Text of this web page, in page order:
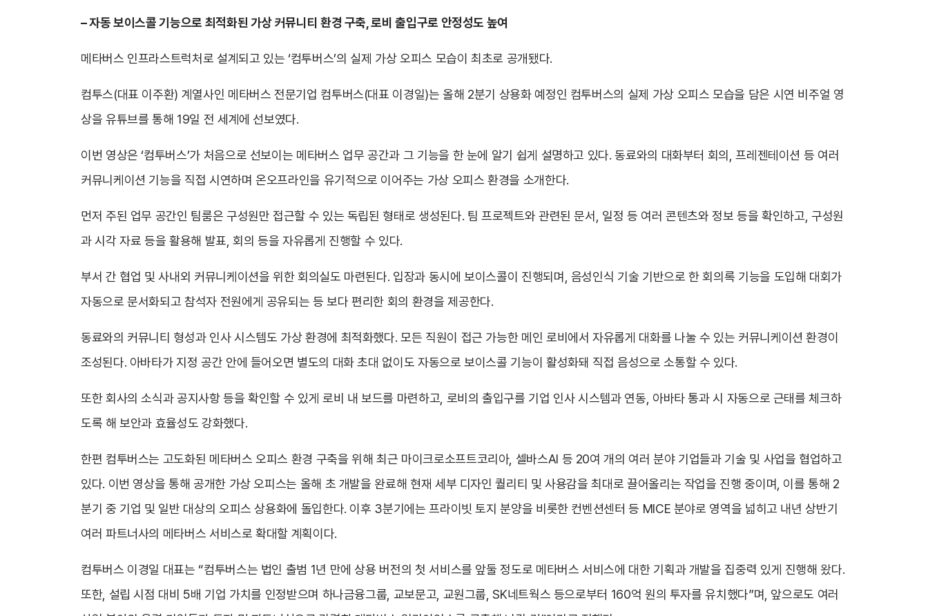
– 자동 보이스콜 기능으로 최적화된 가상 커뮤니티 환경 구축, 로비 출입구로 안정성도 높여
메타버스 인프라스트럭처로 설계되고 있는 ‘컴투버스’의 실제 가상 오피스 모습이 최초로 공개됐다.
컴투스(대표 이주환) 계열사인 메타버스 전문기업 컴투버스(대표 이경일)는 올해 2분기 상용화 예정인 컴투버스의 실제 가상 오피스 모습을 담은 시연 비주얼 영
상을 유튜브를 통해 19일 전 세계에 선보였다.
이번 영상은 ‘컴투버스’가 처음으로 선보이는 메타버스 업무 공간과 그 기능을 한 눈에 알기 쉽게 설명하고 있다. 동료와의 대화부터 회의, 프레젠테이션 등 여러
커뮤니케이션 기능을 직접 시연하며 온오프라인을 유기적으로 이어주는 가상 오피스 환경을 소개한다.
먼저 주된 업무 공간인 팀룸은 구성원만 접근할 수 있는 독립된 형태로 생성된다. 팀 프로젝트와 관련된 문서, 일정 등 여러 콘텐츠와 정보 등을 확인하고, 구성원
과 시각 자료 등을 활용해 발표, 회의 등을 자유롭게 진행할 수 있다.
부서 간 협업 및 사내외 커뮤니케이션을 위한 회의실도 마련된다. 입장과 동시에 보이스콜이 진행되며, 음성인식 기술 기반으로 한 회의록 기능을 도입해 대회가
자동으로 문서화되고 참석자 전원에게 공유되는 등 보다 편리한 회의 환경을 제공한다.
동료와의 커뮤니티 형성과 인사 시스템도 가상 환경에 최적화했다. 모든 직원이 접근 가능한 메인 로비에서 자유롭게 대화를 나눌 수 있는 커뮤니케이션 환경이
조성된다. 아바타가 지정 공간 안에 들어오면 별도의 대화 초대 없이도 자동으로 보이스콜 기능이 활성화돼 직접 음성으로 소통할 수 있다.
또한 회사의 소식과 공지사항 등을 확인할 수 있게 로비 내 보드를 마련하고, 로비의 출입구를 기업 인사 시스템과 연동, 아바타 통과 시 자동으로 근태를 체크하
도록 해 보안과 효율성도 강화했다.
한편 컴투버스는 고도화된 메타버스 오피스 환경 구축을 위해 최근 마이크로소프트코리아, 셀바스AI 등 20여 개의 여러 분야 기업들과 기술 및 사업을 협업하고
있다. 이번 영상을 통해 공개한 가상 오피스는 올해 초 개발을 완료해 현재 세부 디자인 퀄리티 및 사용감을 최대로 끌어올리는 작업을 진행 중이며, 이를 통해 2
분기 중 기업 및 일반 대상의 오피스 상용화에 돌입한다. 이후 3분기에는 프라이빗 토지 분양을 비롯한 컨벤션센터 등 MICE 분야로 영역을 넓히고 내년 상반기
여러 파트너사의 메타버스 서비스로 확대할 계획이다.
컴투버스 이경일 대표는 “컴투버스는 법인 출범 1년 만에 상용 버전의 첫 서비스를 앞둘 정도로 메타버스 서비스에 대한 기획과 개발을 집중력 있게 진행해 왔다.
또한, 설립 시점 대비 5배 기업 가치를 인정받으며 하나금융그룹, 교보문고, 교원그룹, SK네트웍스 등으로부터 160억 원의 투자를 유치했다”며, 앞으로도 여러